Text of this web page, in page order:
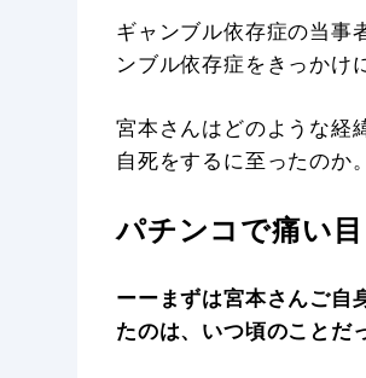
ギャンブル依存症の当事
ンブル依存症をきっかけ
宮本さんはどのような経
自死をするに至ったのか
パチンコで痛い
ーーまずは宮本さんご自
たのは、いつ頃のことだ